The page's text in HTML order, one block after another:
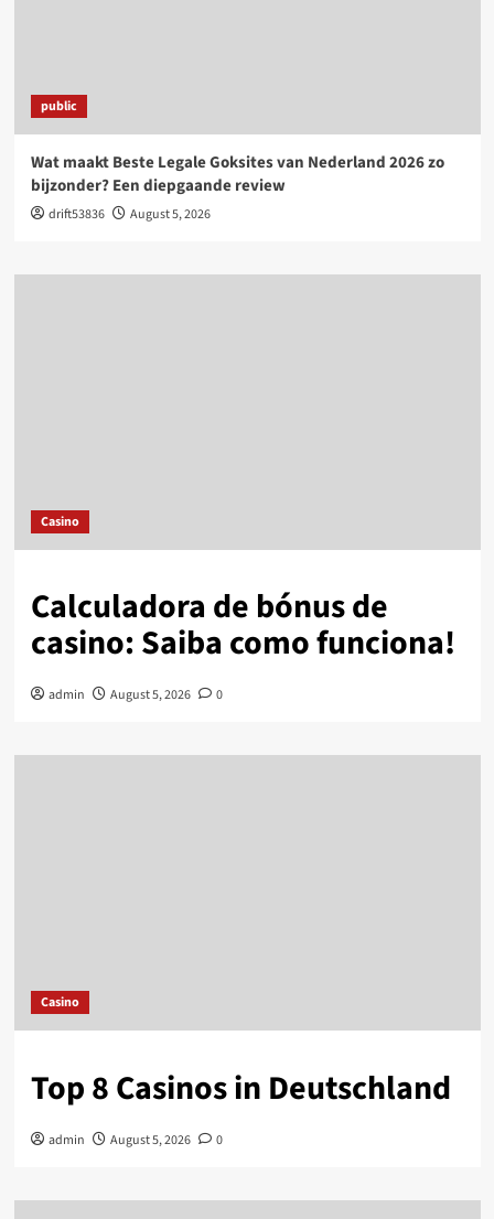
public
Wat maakt Beste Legale Goksites van Nederland 2026 zo
bijzonder? Een diepgaande review
drift53836 August 5, 2026
Casino
Calculadora de bónus de
casino: Saiba como funciona!
admin August 5, 2026 0
Casino
Top 8 Casinos in Deutschland
admin August 5, 2026 0